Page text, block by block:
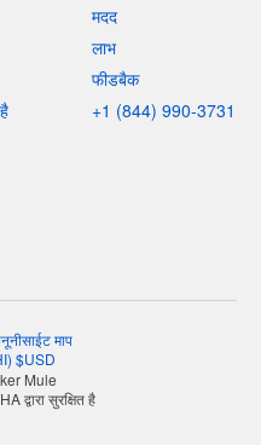
मदद
लाभ
फीडबैक
+1 (844) 990-3731
साईट माप
) $USD
Mule
द्वारा सुरक्षित है